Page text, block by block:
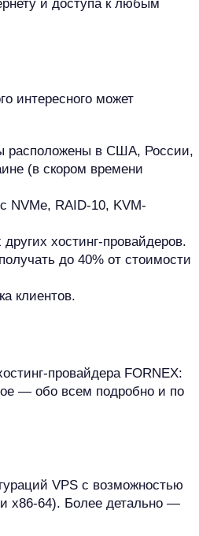
и доступа к любым
интересного может
расположены в США, России,
(в скором времени
RAID‑10, KVM-
хостинг-провайдеров.
до 40% от стоимости
клиентов.
провайдера FORNEX:
— обо всем подробно и по
VPS с возможностью
x86-64). Более детально —